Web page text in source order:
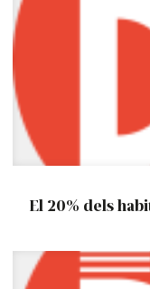
El 20% dels